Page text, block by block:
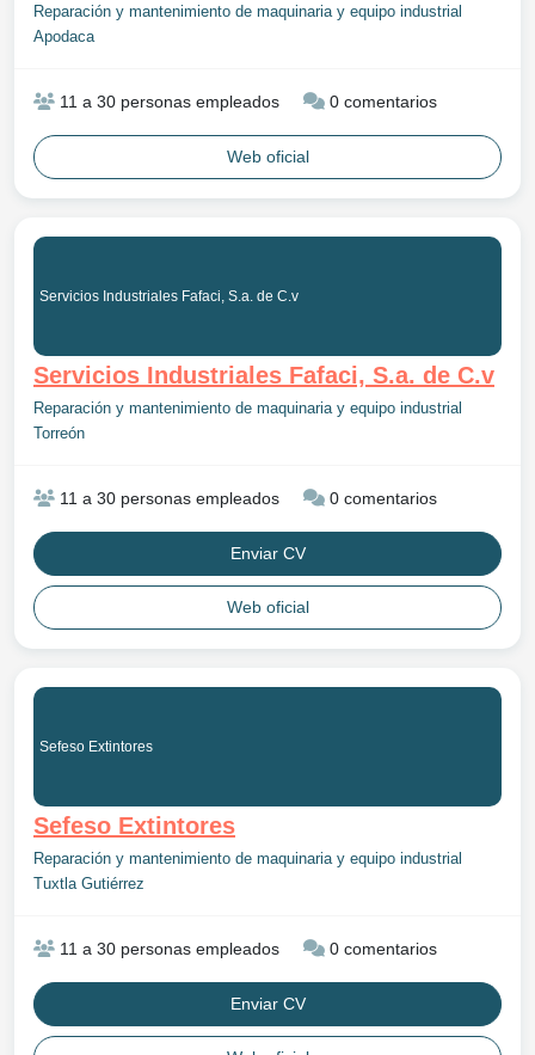
Reparación y mantenimiento de maquinaria y equipo industrial
Apodaca
11 a 30 personas empleados 0 comentarios
Web oficial
Servicios Industriales Fafaci, S.a. de C.v
Servicios Industriales Fafaci, S.a. de C.v
Reparación y mantenimiento de maquinaria y equipo industrial
Torreón
11 a 30 personas empleados 0 comentarios
Enviar CV
Web oficial
Sefeso Extintores
Sefeso Extintores
Reparación y mantenimiento de maquinaria y equipo industrial
Tuxtla Gutiérrez
11 a 30 personas empleados 0 comentarios
Enviar CV